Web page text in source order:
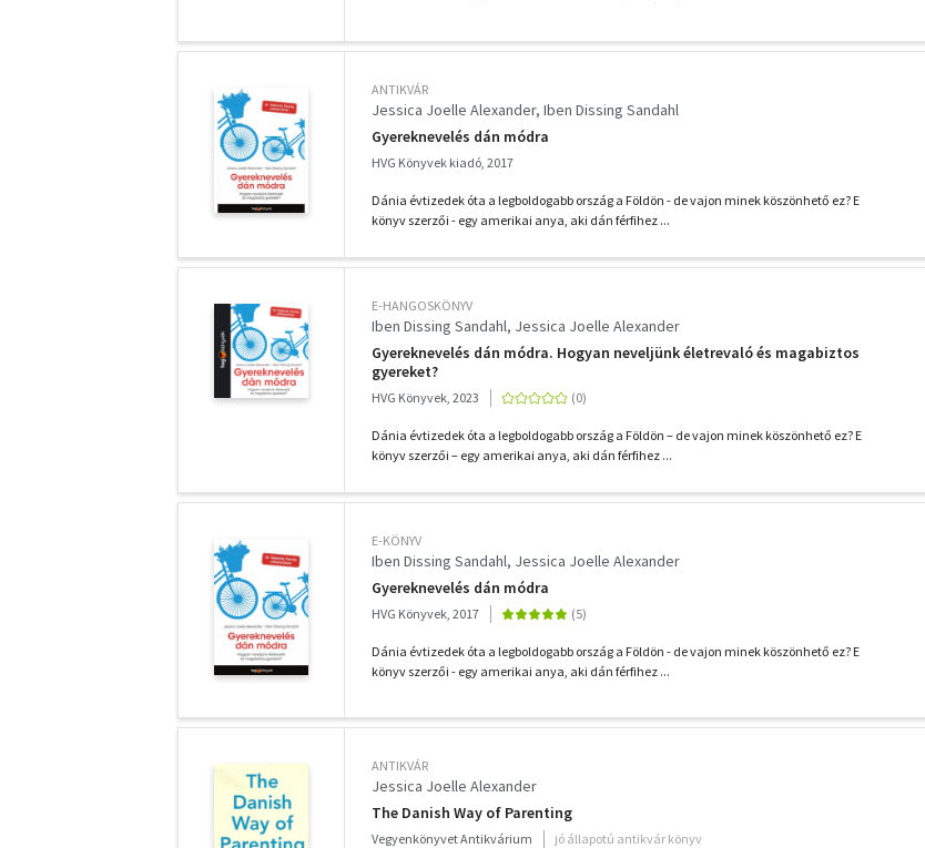
ANTIKVÁR
Jessica Joelle Alexander Iben Dissing Sandahl
Gyereknevelés dán módra
HVG Könyvek kiadó, 2017
Dánia évtizedek óta a legboldogabb ország a Földön - de vajon minek köszönhető ez? E
könyv szerzői - egy amerikai anya, aki dán férfihez ...
E-HANGOSKÖNYV
Iben Dissing Sandahl Jessica Joelle Alexander
Gyereknevelés dán módra. Hogyan neveljünk életrevaló és magabiztos
gyereket?
HVG Könyvek, 2023
Dánia évtizedek óta a legboldogabb ország a Földön – de vajon minek köszönhető ez? E
könyv szerzői – egy amerikai anya, aki dán férfihez ...
E-KÖNYV
Iben Dissing Sandahl Jessica Joelle Alexander
Gyereknevelés dán módra
HVG Könyvek, 2017
Dánia évtizedek óta a legboldogabb ország a Földön - de vajon minek köszönhető ez? E
könyv szerzői - egy amerikai anya, aki dán férfihez ...
ANTIKVÁR
Jessica Joelle Alexander
The Danish Way of Parenting
Vegyenkönyvet Antikvárium jó állapotú antikvár könyv